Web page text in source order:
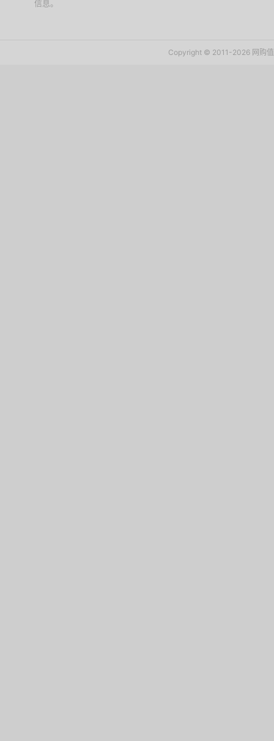
信息。
Copyright © 2011-2026 网购